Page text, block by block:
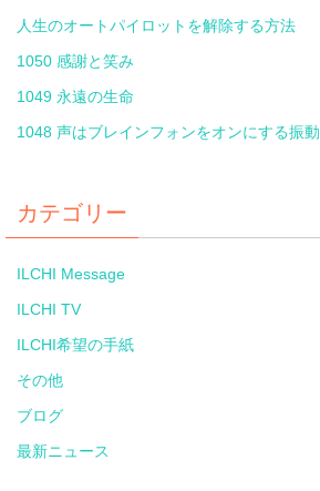
人生のオートパイロットを解除する方法
1050 感謝と笑み
1049 永遠の生命
1048 声はブレインフォンをオンにする振動
カテゴリー
ILCHI Message
ILCHI TV
ILCHI希望の手紙
その他
ブログ
最新ニュース